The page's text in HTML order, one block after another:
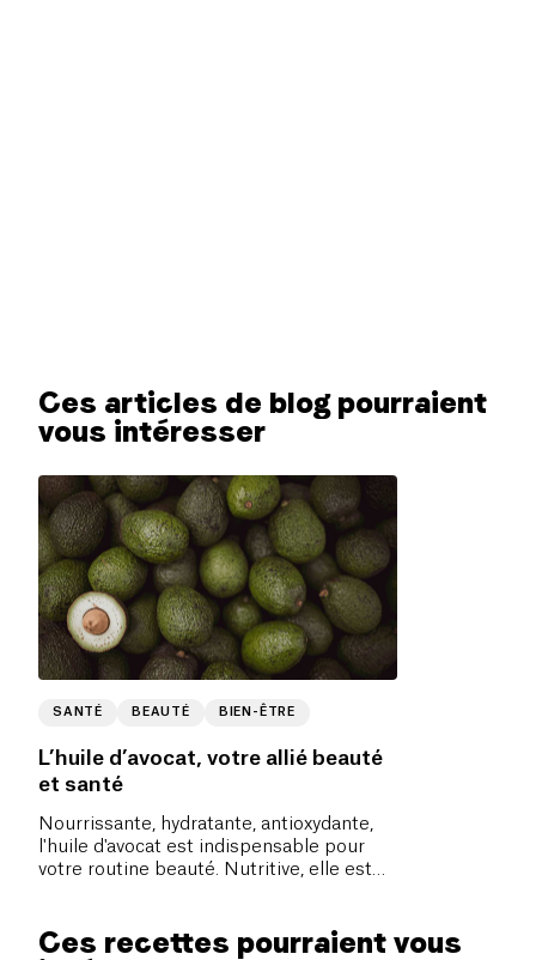
Ces articles de blog pourraient
vous intéresser
SANTÉ BEAUTÉ BIEN-ÊTRE
L’huile d’avocat, votre allié beauté
et santé
Nourrissante, hydratante, antioxydante,
l'huile d'avocat est indispensable pour
votre routine beauté. Nutritive, elle est
Ces recettes pourraient vous